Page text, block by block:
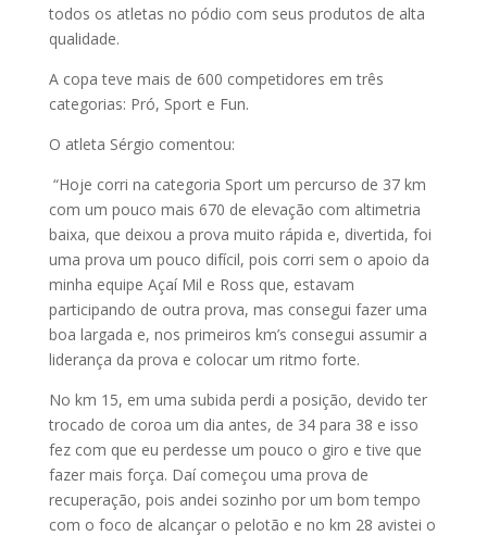
todos os atletas no pódio com seus produtos de alta
qualidade.
A copa teve mais de 600 competidores em três
categorias: Pró, Sport e Fun.
O atleta Sérgio comentou:
“Hoje corri na categoria Sport um percurso de 37 km
com um pouco mais 670 de elevação com altimetria
baixa, que deixou a prova muito rápida e, divertida, foi
uma prova um pouco difícil, pois corri sem o apoio da
minha equipe Açaí Mil e Ross que, estavam
participando de outra prova, mas consegui fazer uma
boa largada e, nos primeiros km’s consegui assumir a
liderança da prova e colocar um ritmo forte.
No km 15, em uma subida perdi a posição, devido ter
trocado de coroa um dia antes, de 34 para 38 e isso
fez com que eu perdesse um pouco o giro e tive que
fazer mais força. Daí começou uma prova de
recuperação, pois andei sozinho por um bom tempo
com o foco de alcançar o pelotão e no km 28 avistei o